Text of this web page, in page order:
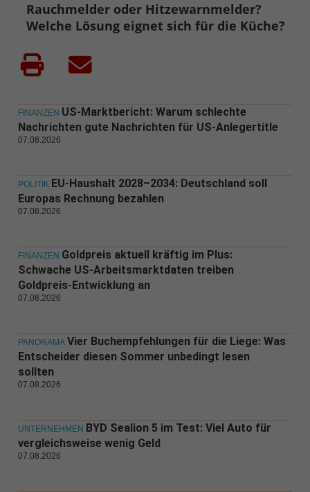
Rauchmelder oder Hitzewarnmelder?
Welche Lösung eignet sich für die Küche?
FINANZEN US-Marktbericht: Warum schlechte
Nachrichten gute Nachrichten für US-Anlegertitle
07.08.2026
POLITIK EU-Haushalt 2028–2034: Deutschland soll
Europas Rechnung bezahlen
07.08.2026
FINANZEN Goldpreis aktuell kräftig im Plus:
Schwache US-Arbeitsmarktdaten treiben
Goldpreis-Entwicklung an
07.08.2026
PANORAMA Vier Buchempfehlungen für die Liege: Was
Entscheider diesen Sommer unbedingt lesen
sollten
07.08.2026
UNTERNEHMEN BYD Sealion 5 im Test: Viel Auto für
vergleichsweise wenig Geld
07.08.2026